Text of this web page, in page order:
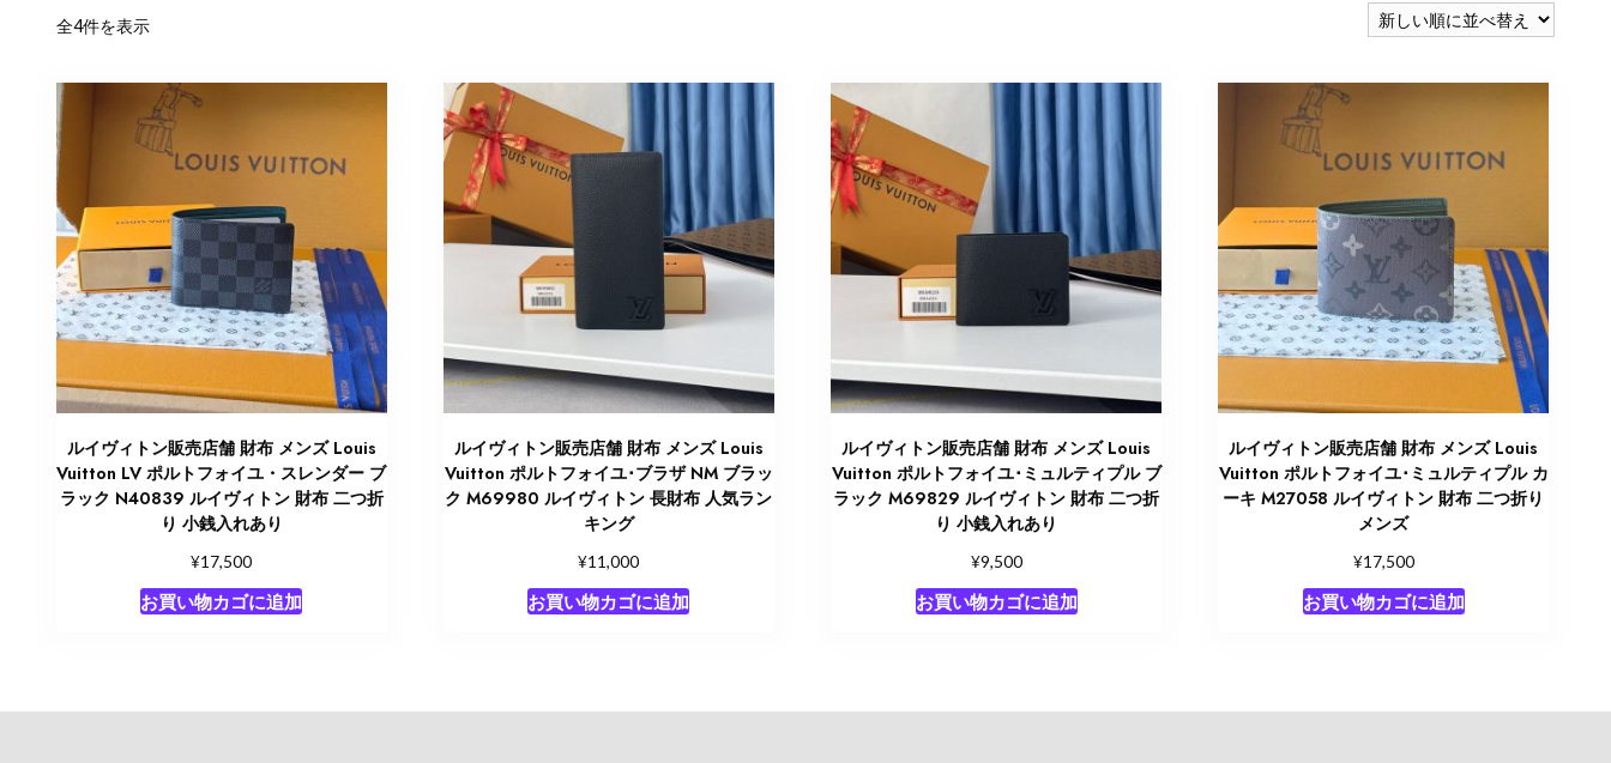
全4件を表示新
い
順
ルイヴィトン販売店舗 財布 メンズ Louis
Vuitton LV ポルトフォイユ・スレンダー ブ
ラック N40839 ルイヴィトン 財布 二つ折
り 小銭入れあり
¥17,500
お買い物カゴに追加
ルイヴィトン販売店舗 財布 メンズ Louis
Vuitton ポルトフォイユ･ブラザ NM ブラッ
ク M69980 ルイヴィトン 長財布 人気ラン
キング
¥11,000
お買い物カゴに追加
ルイヴィトン販売店舗 財布 メンズ Louis
Vuitton ポルトフォイユ･ミュルティプル ブ
ラック M69829 ルイヴィトン 財布 二つ折
り 小銭入れあり
¥9,500
お買い物カゴに追加
ルイヴィトン販売店舗 財布 メンズ Louis
Vuitton ポルトフォイユ･ミュルティプル カ
ーキ M27058 ルイヴィトン 財布 二つ折り
メンズ
¥17,500
お買い物カゴに追加